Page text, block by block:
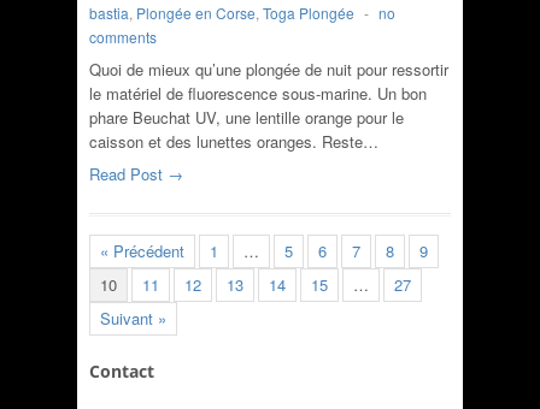
bastia, Plongée en Corse, Toga Plongée - no
comments
Quoi de mieux qu’une plongée de nuit pour ressortir
le matériel de fluorescence sous-marine. Un bon
phare Beuchat UV, une lentille orange pour le
caisson et des lunettes oranges. Reste…
Read Post →
« Précédent 1 … 5 6 7 8
9
10
11 12 13 14 15 …
27
Suivant »
Contact